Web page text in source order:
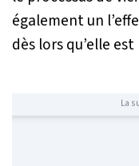
également un
dès lors qu’elle
La